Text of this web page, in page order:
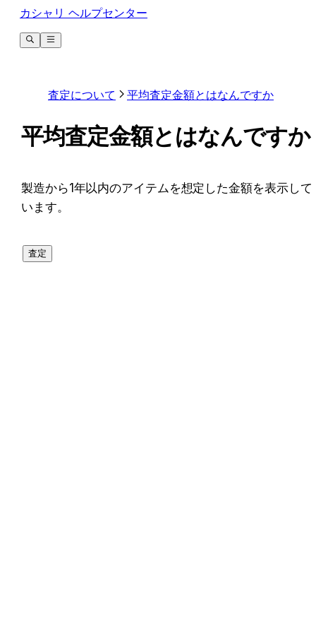
カシャリ ヘルプセンター
査定について 平均査定金額とはなんですか
平均査定金額とはなんですか
﻿製造から1年以内のアイテムを想定した金額を表示して
います。
査定